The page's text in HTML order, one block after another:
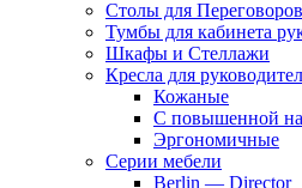
Столы для Переговоров
Тумбы для кабинета
Шкафы и Стеллажи
Кресла для
Кожаные
С повышенной
Эргономичные
Серии мебели
Berlin — Director